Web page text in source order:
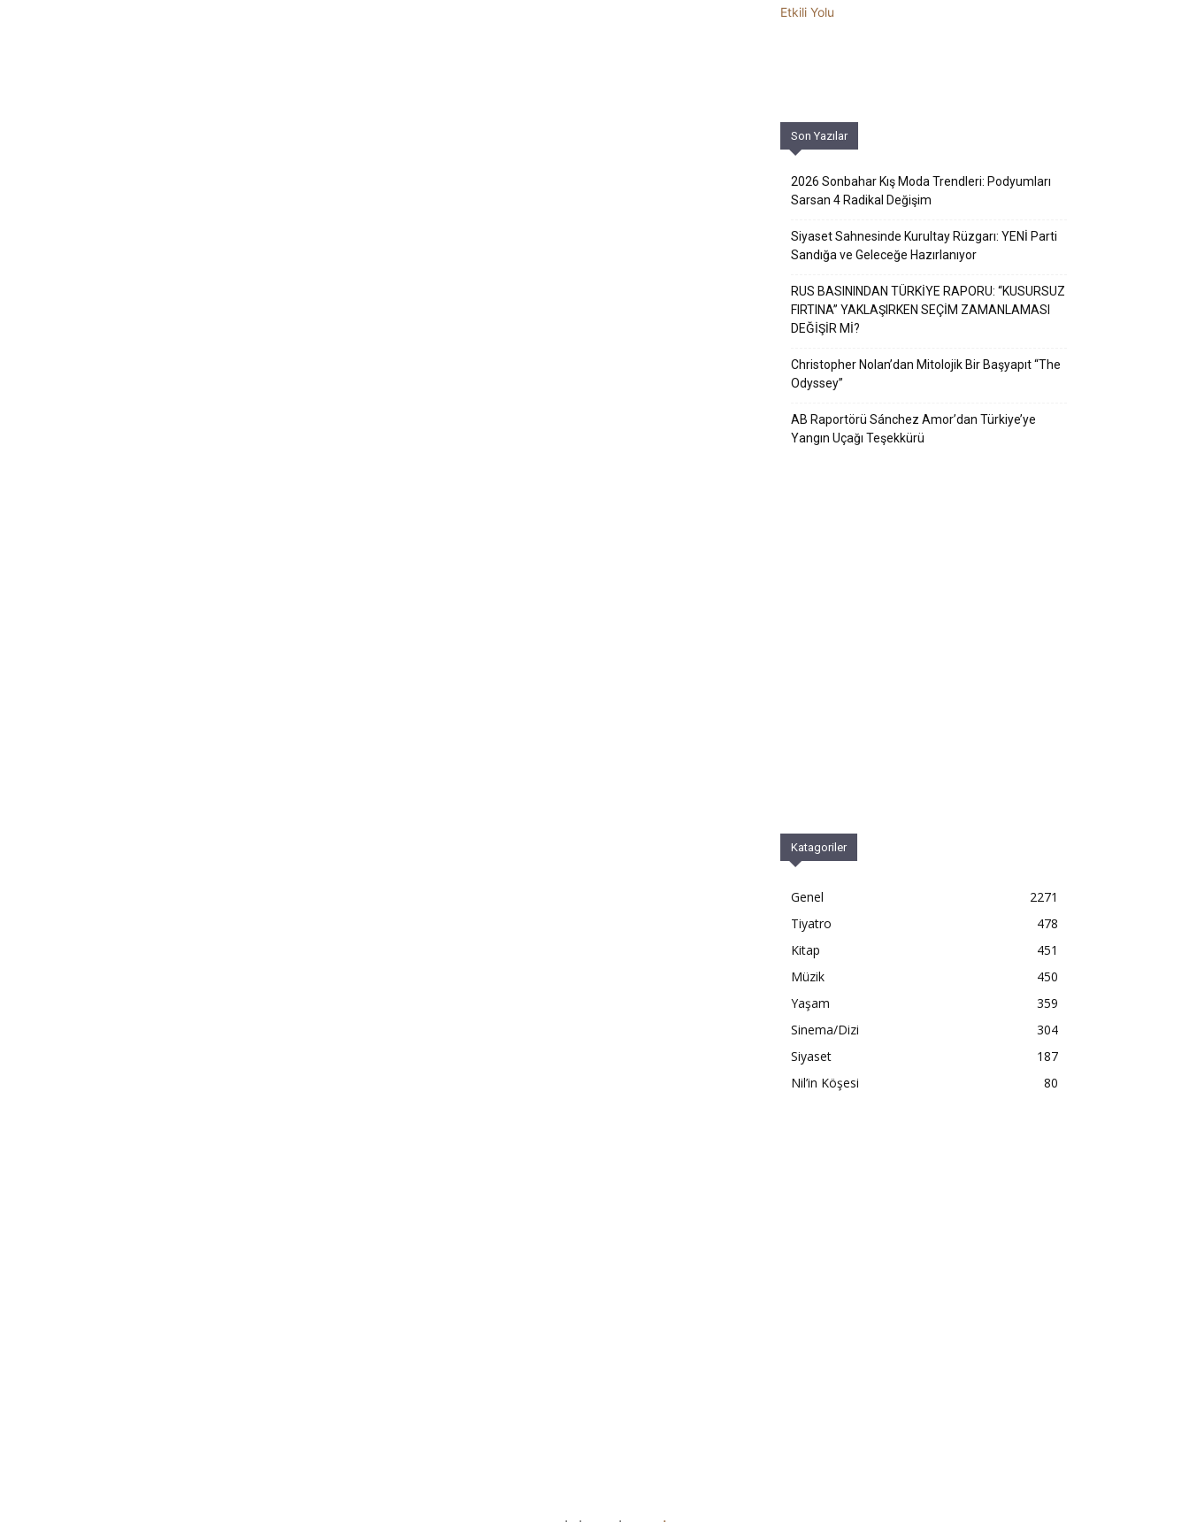
Son Yazılar
2026 Sonbahar Kış Moda Trendleri: Podyumları
Sarsan 4 Radikal Değişim
Siyaset Sahnesinde Kurultay Rüzgarı: YENİ Parti
Sandığa ve Geleceğe Hazırlanıyor
RUS BASININDAN TÜRKİYE RAPORU: “KUSURSUZ
FIRTINA” YAKLAŞIRKEN SEÇİM ZAMANLAMASI
DEĞİŞİR Mİ?
Christopher Nolan’dan Mitolojik Bir Başyapıt “The
Odyssey”
AB Raportörü Sánchez Amor’dan Türkiye’ye
Yangın Uçağı Teşekkürü
Katagoriler
Genel
2271
Tiyatro
478
Kitap
451
Müzik
450
Yaşam
359
Sinema/Dizi
304
Siyaset
187
Nil’in Köşesi
80